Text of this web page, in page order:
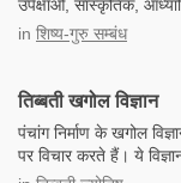
उपेक्षाओं, सांस्कृतिक,
in शिष्य-गुरु सम्बंध
तिब्बती खगोल विज्ञान
पंचांग निर्माण के खगोल
पर विचार करते हैं। ये